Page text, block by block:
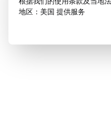
地区：美国 提供服务